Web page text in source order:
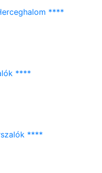
****
****
****